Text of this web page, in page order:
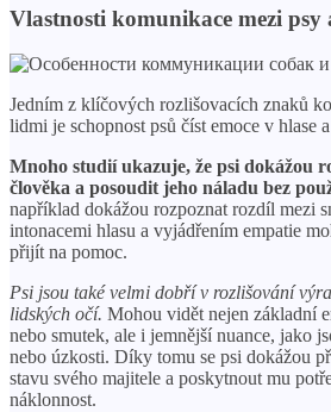
Vlastnosti komunikace mezi psy
Jedním z klíčových rozlišovacích znaků
lidmi je schopnost psů číst emoce v hlase
Mnoho studií ukazuje, že psi dokážou
člověka a posoudit jeho náladu bez
například dokážou rozpoznat rozdíl mezi
intonacemi hlasu a vyjádřením empatie
přijít na pomoc.
Psi jsou také velmi dobří v rozlišování
lidských očí. Mohou vidět nejen základní
nebo smutek, ale i jemnější nuance, jako
nebo úzkosti. Díky tomu se psi dokážou
stavu svého majitele a poskytnout mu
náklonnost.